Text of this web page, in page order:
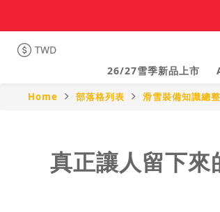
TWD
26/27雪季新品上市
Home 部落格列表 滑雪裝備知識總
真正讓人留下